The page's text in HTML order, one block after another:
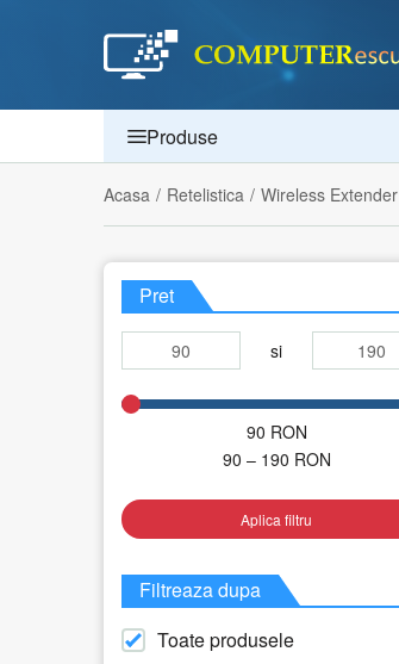
Produse
Acasa / Retelistica / Wireless Extender
Pret
si
90 RON
90 – 190 RON
Aplica filtru
Filtreaza dupa
Toate produsele